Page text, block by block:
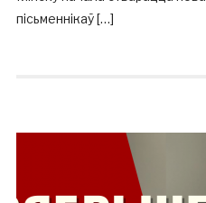
пісьменнікаў […]